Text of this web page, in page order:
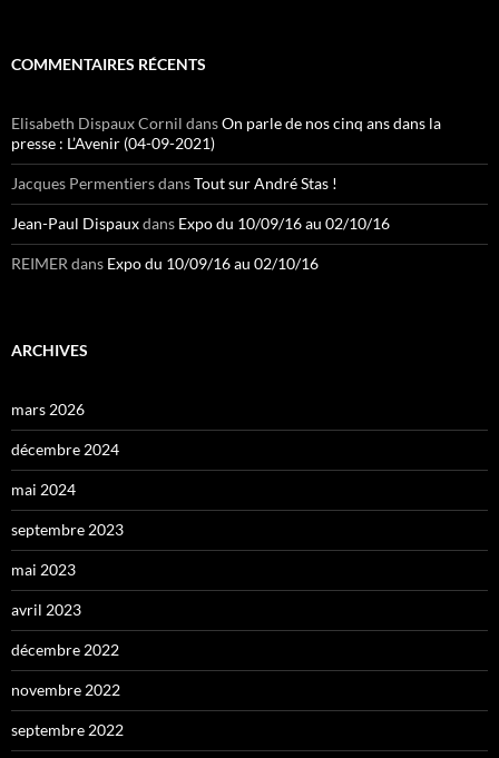
COMMENTAIRES RÉCENTS
Elisabeth Dispaux Cornil dansOn parle de nos cinq ans dans la
presse : L’Avenir (04-09-2021)
Jacques PermentiersdansTout sur André Stas !
Jean-Paul Dispauxdans Expo du 10/09/16 au 02/10/16
REIMER dans Expo du 10/09/16 au 02/10/16
ARCHIVES
mars 2026
décembre 2024
mai 2024
septembre 2023
mai 2023
avril 2023
décembre 2022
novembre 2022
septembre 2022